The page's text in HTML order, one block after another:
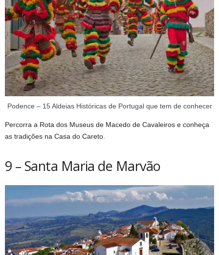
Podence – 15 Aldeias Históricas de Portugal que tem de conhecer
Percorra a Rota dos Museus de Macedo de Cavaleiros e conheça
as tradições na Casa do Careto.
9 – Santa Maria de Marvão